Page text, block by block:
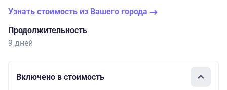
Узнать стоимость из Вашего города
Продолжительность
9 дней
Включено в стоимость